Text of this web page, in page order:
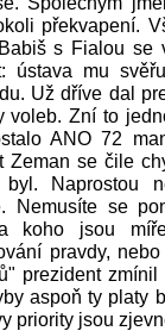
překvapení.
s Fialou se
ústava mu
Už dříve dal
voleb. Zní to
ANO 72
Zeman se čile
Naprostou
Nemusíte se
koho jsou
pravdy,
prezident
aspoň ty platy
priority jsou